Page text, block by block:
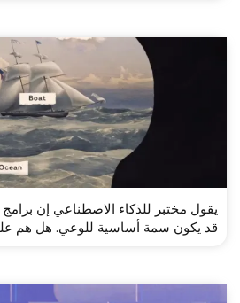
يقول مختبر للذكاء الاصطناعي إن برامج
قد يكون سمة أساسية للوعي. هل هم